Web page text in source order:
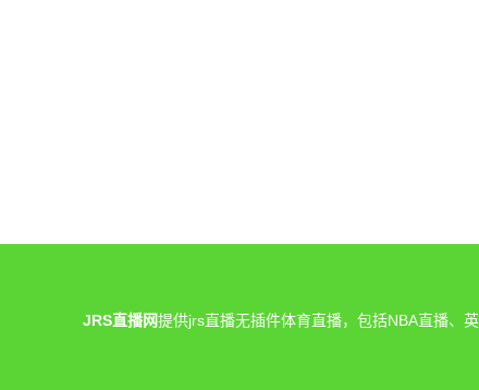
JRS直播网提供jrs直播无插件体育直播，包括NBA直播、